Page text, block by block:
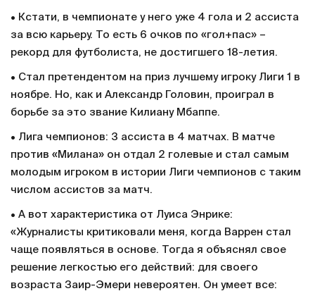
• Кстати, в чемпионате у него уже 4 гола и 2 ассиста
за всю карьеру. То есть 6 очков по «гол+пас» –
рекорд для футболиста, не достигшего 18-летия.
• Стал претендентом на приз лучшему игроку Лиги 1 в
ноябре. Но, как и Александр Головин, проиграл в
борьбе за это звание Килиану Мбаппе.
• Лига чемпионов: 3 ассиста в 4 матчах. В матче
против «Милана» он отдал 2 голевые и стал самым
молодым игроком в истории Лиги чемпионов с таким
числом ассистов за матч.
• А вот характеристика от Луиса Энрике:
«Журналисты критиковали меня, когда Варрен стал
чаще появляться в основе. Тогда я объяснял свое
решение легкостью его действий: для своего
возраста Заир-Эмери невероятен. Он умеет все: